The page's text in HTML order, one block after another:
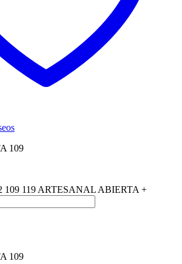
109
109 119 ARTESANAL ABIERTA +
109